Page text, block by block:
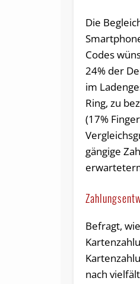
Die
Codes
24% der
im
Ring, zu
(17%
gängige
Befragt,
nach